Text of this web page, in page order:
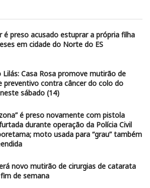
é preso acusado estuprar a própria filha
em cidade do Norte do ES
Lilás: Casa Rosa promove mutirão de
preventivo contra câncer do colo do
sábado (14)
é preso novamente com pistola
durante operação da Polícia Civil
moto usada para “grau” também
novo mutirão de cirurgias de catarata
de semana